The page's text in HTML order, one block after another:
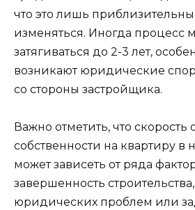
что это лишь
изменяться. Иногда процесс
затягиваться до 2-3 лет,
возникают юридические
со стороны застройщика.
Важно отметить, что
собственности на квартиру в
может зависеть от ряда
завершенность
юридических проблем или